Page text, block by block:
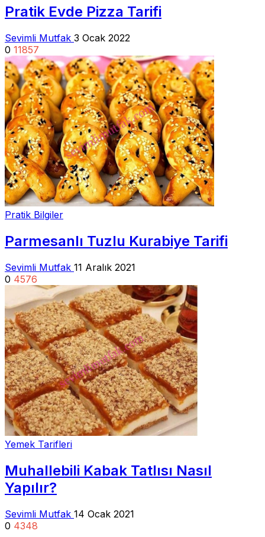
Pratik Evde Pizza Tarifi
Sevimli Mutfak 3 Ocak 2022
0 11857
Pratik Bilgiler
Parmesanlı Tuzlu Kurabiye Tarifi
Sevimli Mutfak 11 Aralık 2021
0 4576
Yemek Tarifleri
Muhallebili Kabak Tatlısı Nasıl
Yapılır?
Sevimli Mutfak 14 Ocak 2021
0 4348